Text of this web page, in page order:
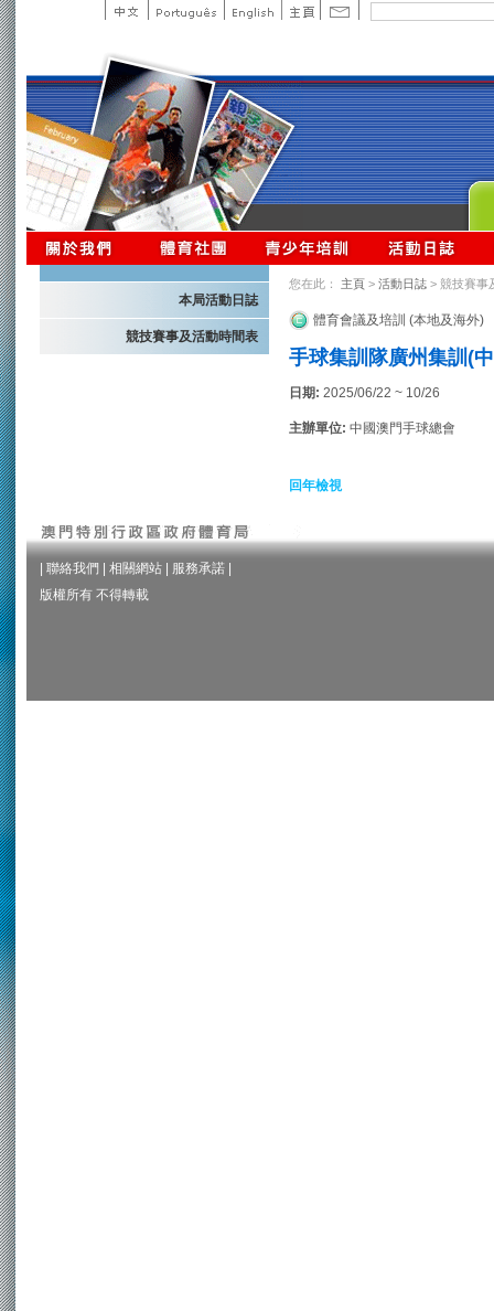
本局活動日誌
競技賽事及活動時間表
您在此： 主頁 > 活動日誌 > 競技賽事
體育會議及培訓 (本地及海外)
手球集訓隊廣州集訓(
日期: 2025/06/22 ~ 10/26
主辦單位: 中國澳門手球總會
回年檢視
聯絡我們 相關網站 服務承諾
版權所有 不得轉載